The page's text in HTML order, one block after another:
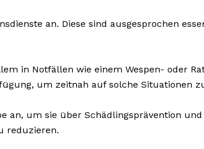
an. Diese sind ausgesprochen
in Notfällen wie einem Wespen- oder
um zeitnah auf solche Situationen
an, um sie über Schädlingsprävention
reduzieren.